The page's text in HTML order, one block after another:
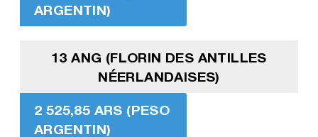
ARGENTIN)
13 ANG (FLORIN DES ANTILLES
NÉERLANDAISES)
2 525,85 ARS (PESO
ARGENTIN)